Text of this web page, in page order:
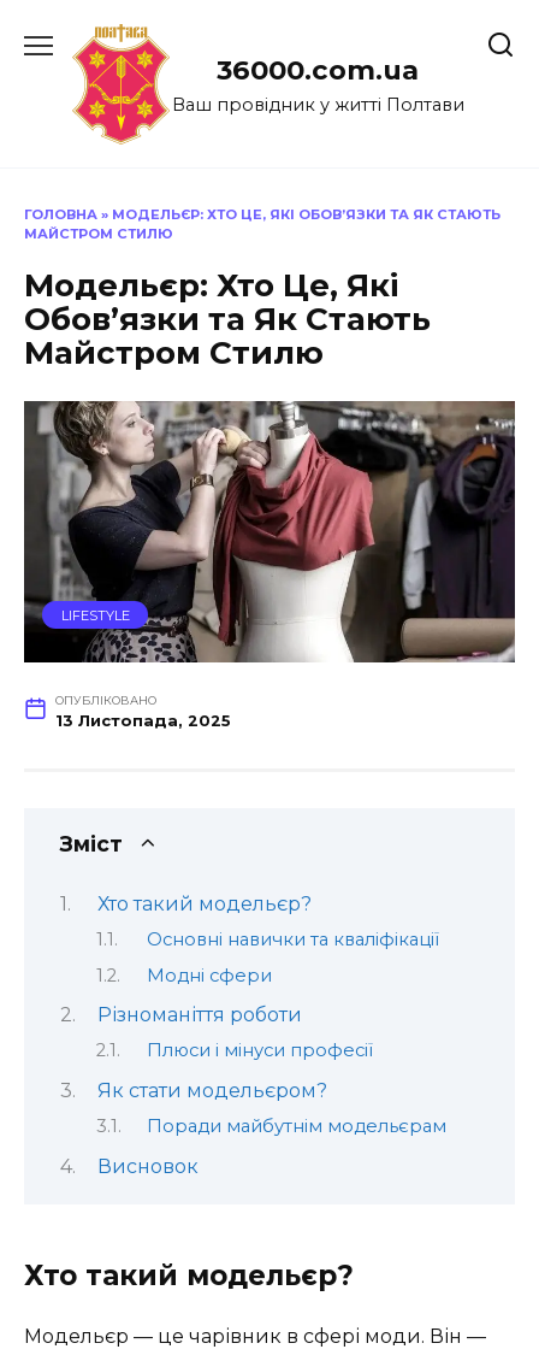
до
36000.com.ua
Ваш провідник у житті Полтави
ГОЛОВНА » МОДЕЛЬЄР: ХТО ЦЕ, ЯКІ ОБОВ’ЯЗКИ ТА ЯК СТАЮТЬ
МАЙСТРОМ СТИЛЮ
Модельєр: Хто Це, Які
Обов’язки та Як Стають
Майстром Стилю
LIFESTYLE
ОПУБЛІКОВАНО
13 Листопада, 2025
Зміст
Хто такий модельєр?
Основні навички та кваліфікації
Модні сфери
Різноманіття роботи
Плюси і мінуси професії
Як стати модельєром?
Поради майбутнім модельєрам
Висновок
Хто такий модельєр?
Модельєр — це чарівник в сфері моди. Він —